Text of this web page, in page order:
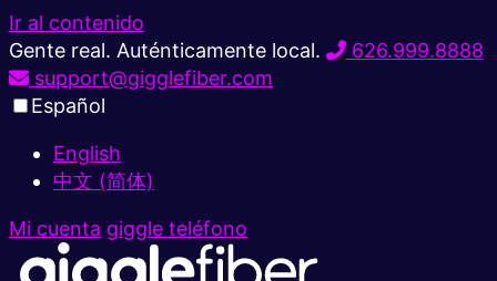
Ir al contenido
Gente real. Auténticamente local.
626.999.8888
support@gigglefiber.com
Español
English
中文 (简体)
Mi cuenta giggle teléfono